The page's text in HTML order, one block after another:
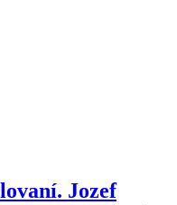
Jozef